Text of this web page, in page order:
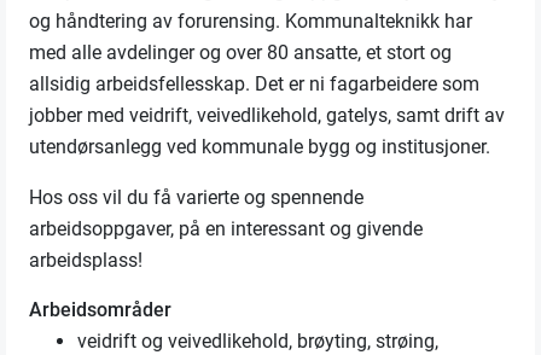
og håndtering av forurensing. Kommunalteknikk har
med alle avdelinger og over 80 ansatte, et stort og
allsidig arbeidsfellesskap. Det er ni fagarbeidere som
jobber med veidrift, veivedlikehold, gatelys, samt drift av
utendørsanlegg ved kommunale bygg og institusjoner.
Hos oss vil du få varierte og spennende
arbeidsoppgaver, på en interessant og givende
arbeidsplass!
Arbeidsområder
veidrift og veivedlikehold, brøyting, strøing,